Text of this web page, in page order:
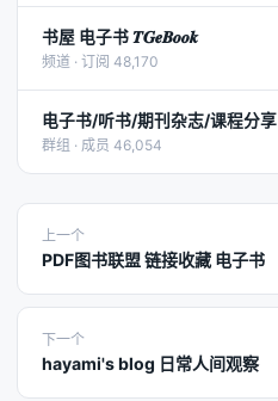
书屋 电子书 𝑻𝑮𝒆𝑩𝒐𝒐𝒌
频道 · 订阅 48,170
电子书/听书/期刊杂志/课程分享
群组 · 成员 46,054
上一个
PDF图书联盟 链接收藏 电子书
下一个
hayami's blog 日常人间观察